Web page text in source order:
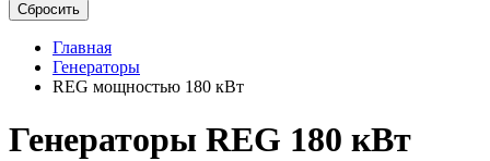
Сбросить
Главная
Генераторы
REG мощностью 180 кВт
Генераторы REG 180 кВт